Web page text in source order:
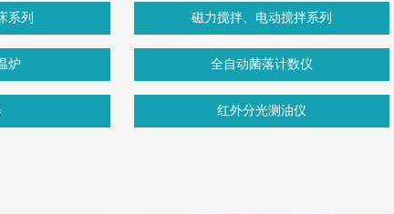
系列 磁力搅拌、电动搅拌系列
炉 全自动菌落计数仪
红外分光测油仪